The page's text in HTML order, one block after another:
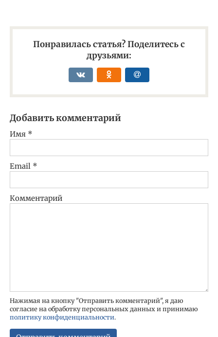
Понравилась статья? Поделитесь с
друзьями:
Добавить комментарий
Имя *
Email *
Комментарий
Нажимая на кнопку "Отправить комментарий", я даю
согласие на обработку персональных данных и принимаю
политику конфиденциальности.